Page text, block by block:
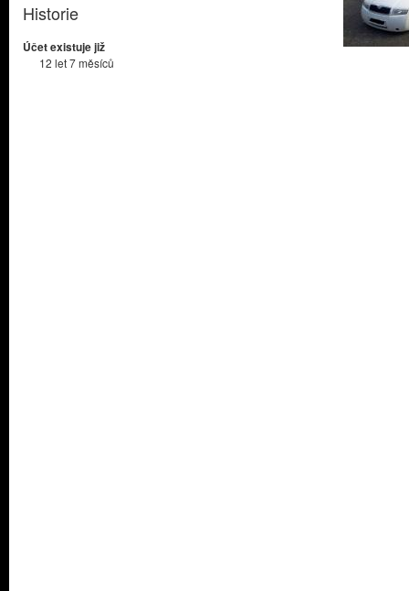
Historie
Účet existuje již
12 let 7 měsíců